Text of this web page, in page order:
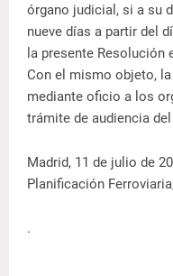
órgano judicial, si a su
nueve días a partir del
la presente Resolución
Con el mismo objeto,
mediante oficio a los
trámite de audiencia
Madrid, 11 de julio de
Planificación
.